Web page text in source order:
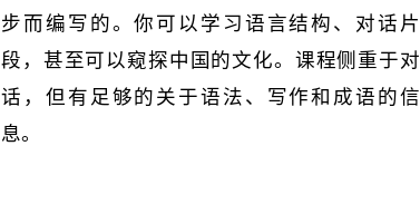
步而编写的。你可以学习语言结构、对话片
段，甚至可以窥探中国的文化。课程侧重于对
话，但有足够的关于语法、写作和成语的信
息。